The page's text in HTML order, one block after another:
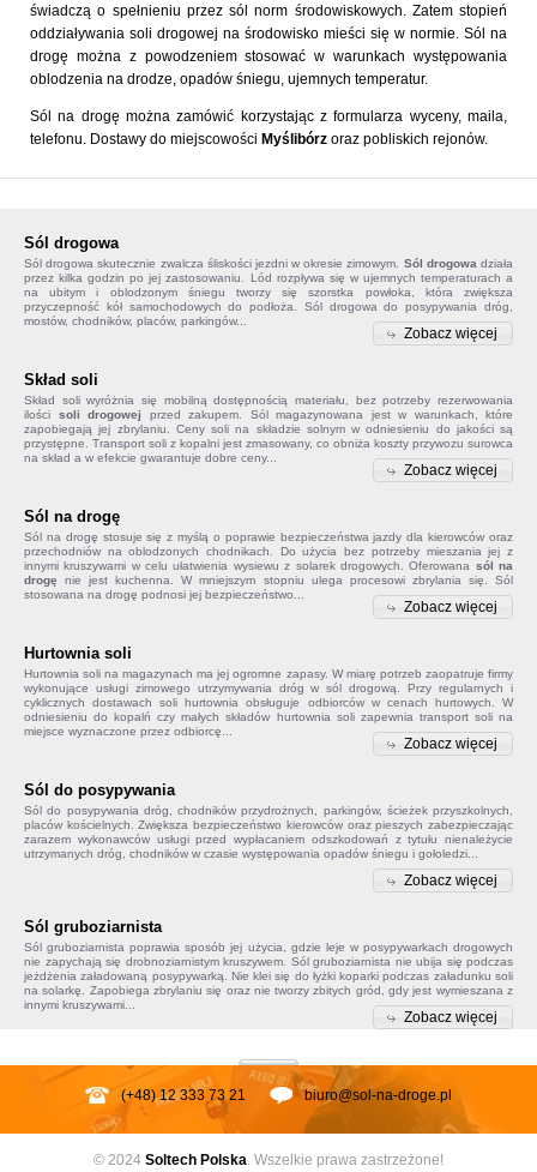
świadczą o spełnieniu przez sól norm środowiskowych. Zatem stopień
oddziaływania soli drogowej na środowisko mieści się w normie. Sól na
drogę można z powodzeniem stosować w warunkach występowania
oblodzenia na drodze, opadów śniegu, ujemnych temperatur.
Sól na drogę można zamówić korzystając z formularza wyceny, maila,
telefonu. Dostawy do miejscowości Myślibórz oraz pobliskich rejonów.
Sól drogowa
Sól drogowa skutecznie zwalcza śliskości jezdni w okresie zimowym. Sól drogowa działa
przez kilka godzin po jej zastosowaniu. Lód rozpływa się w ujemnych temperaturach a
na ubitym i oblodzonym śniegu tworzy się szorstka powłoka, która zwiększa
przyczepność kół samochodowych do podłoża. Sól drogowa do posypywania dróg,
mostów, chodników, placów, parkingów...
Zobacz więcej
Skład soli
Skład soliwyróżnia się mobilną dostępnością materiału, bez potrzeby rezerwowania
ilości soli drogowej przed zakupem. Sól magazynowana jest w warunkach, które
zapobiegają jej zbrylaniu. Ceny soli na składzie solnym w odniesieniu do jakości są
przystępne. Transport soli z kopalni jest zmasowany, co obniża koszty przywozu surowca
na skład a w efekcie gwarantuje dobre ceny...
Zobacz więcej
Sól na drogę
Sól na drogę stosuje się z myślą o poprawie bezpieczeństwa jazdy dla kierowców oraz
przechodniów na oblodzonych chodnikach. Do użycia bez potrzeby mieszania jej z
innymi kruszywami w celu ułatwienia wysiewu z solarek drogowych. Oferowana sól na
drogę nie jest kuchenna. W mniejszym stopniu ulega procesowi zbrylania się. Sól
stosowana na drogę podnosi jej bezpieczeństwo...
Zobacz więcej
Hurtownia soli
Hurtownia soli na magazynach ma jej ogromne zapasy. W miarę potrzeb zaopatruje firmy
wykonujące usługi zimowego utrzymywania dróg w sól drogową. Przy regularnych i
cyklicznych dostawach soli hurtownia obsługuje odbiorców w cenach hurtowych. W
odniesieniu do kopalń czy małych składów hurtownia solizapewnia transport soli na
miejsce wyznaczone przez odbiorcę...
Zobacz więcej
Sól do posypywania
Sól do posypywania dróg, chodników przydrożnych, parkingów, ścieżek przyszkolnych,
placów kościelnych. Zwiększa bezpieczeństwo kierowców oraz pieszych zabezpieczając
zarazem wykonawców usługi przed wypłacaniem odszkodowań z tytułu nienależycie
utrzymanych dróg, chodników w czasie występowania opadów śniegu i gołoledzi...
Zobacz więcej
Sól gruboziarnista
Sól gruboziarnista poprawia sposób jej użycia, gdzie leje w posypywarkach drogowych
nie zapychają się drobnoziarnistym kruszywem. Sól gruboziarnista nie ubija się podczas
jeżdżenia załadowaną posypywarką. Nie klei się do łyżki koparki podczas załadunku soli
na solarkę. Zapobiega zbrylaniu się oraz nie tworzy zbitych gród, gdy jest wymieszana z
innymi kruszywami...
Zobacz więcej
(+48) 12 333 73 21 biuro@sol-na-droge.pl
© 2024 Soltech Polska. Wszelkie prawa zastrzeżone!